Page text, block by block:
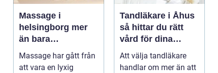
Massage i
helsingborg mer
än bara
avkoppling
Massage har gått från
att vara en lyxig
Tandläkare i Åhus
så hittar du rätt
vård för dina
tänder
Att välja tandläkare
handlar om mer än att